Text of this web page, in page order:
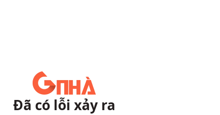
Đã có lỗi xảy ra